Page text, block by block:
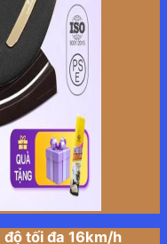
tối đa 16km/h